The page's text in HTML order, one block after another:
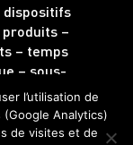
dispositifs
–
– temps
– sous-
Pays de
l’utilisation de
Analytics)
de visites et de